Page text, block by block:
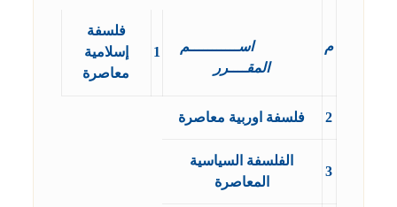
م
اســـــــــــم
المقــــرر
1
فلسفة
إسلامية
معاصرة
2 فلسفة اوربية معاصرة
3
الفلسفة السياسية
المعاصرة